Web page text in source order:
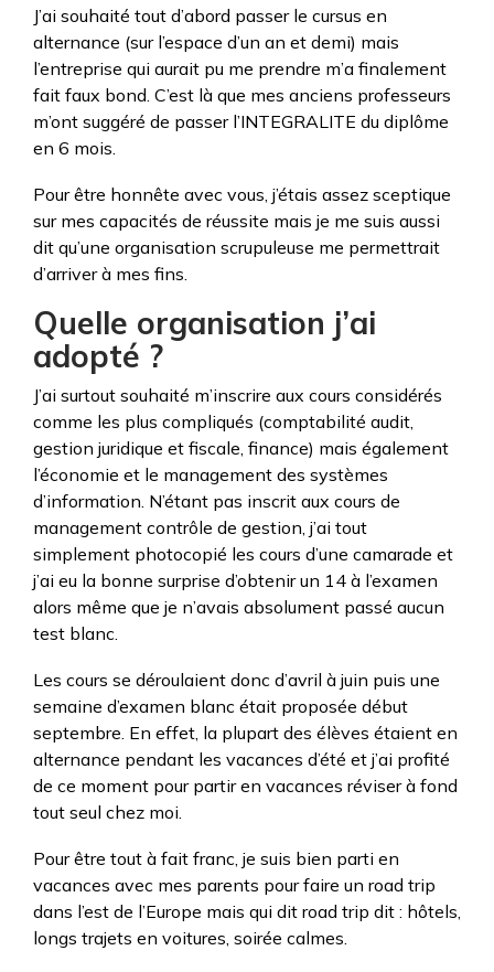
J’ai souhaité tout d’abord passer le cursus en
alternance (sur l’espace d’un an et demi) mais
l’entreprise qui aurait pu me prendre m’a finalement
fait faux bond. C’est là que mes anciens professeurs
m’ont suggéré de passer l’INTEGRALITE du diplôme
en 6 mois.
Pour être honnête avec vous, j’étais assez sceptique
sur mes capacités de réussite mais je me suis aussi
dit qu’une organisation scrupuleuse me permettrait
d’arriver à mes fins.
Quelle organisation j’ai
adopté ?
J’ai surtout souhaité m’inscrire aux cours considérés
comme les plus compliqués (comptabilité audit,
gestion juridique et fiscale, finance) mais également
l’économie et le management des systèmes
d’information. N’étant pas inscrit aux cours de
management contrôle de gestion, j’ai tout
simplement photocopié les cours d’une camarade et
j’ai eu la bonne surprise d’obtenir un 14 à l’examen
alors même que je n’avais absolument passé aucun
test blanc.
Les cours se déroulaient donc d’avril à juin puis une
semaine d’examen blanc était proposée début
septembre. En effet, la plupart des élèves étaient en
alternance pendant les vacances d’été et j’ai profité
de ce moment pour partir en vacances réviser à fond
tout seul chez moi.
Pour être tout à fait franc, je suis bien parti en
vacances avec mes parents pour faire un road trip
dans l’est de l’Europe mais qui dit road trip dit : hôtels,
longs trajets en voitures, soirée calmes.